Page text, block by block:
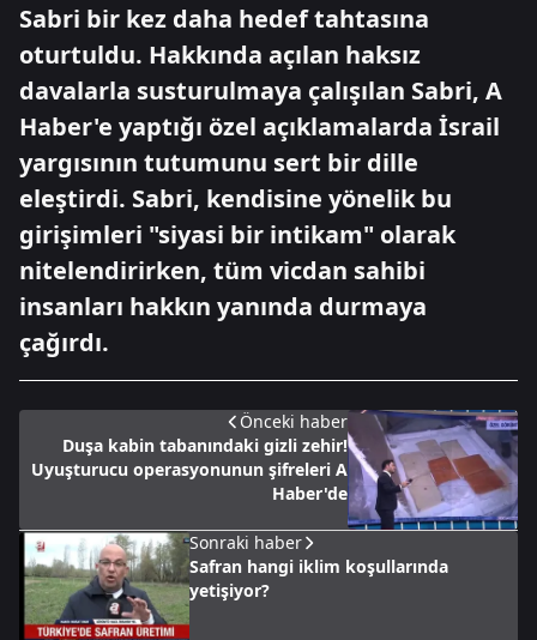
Sabri bir kez daha hedef tahtasına
oturtuldu. Hakkında açılan haksız
davalarla susturulmaya çalışılan Sabri, A
Haber'e yaptığı özel açıklamalarda İsrail
yargısının tutumunu sert bir dille
eleştirdi. Sabri, kendisine yönelik bu
girişimleri "siyasi bir intikam" olarak
nitelendirirken, tüm vicdan sahibi
insanları hakkın yanında durmaya
çağırdı.
Önceki haber
Duşa kabin tabanındaki gizli zehir!
Uyuşturucu operasyonunun şifreleri A
Haber'de
Sonraki haber
Safran hangi iklim koşullarında
yetişiyor?